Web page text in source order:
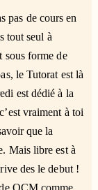
pas de cours en
tout seul à
sous forme de
le Tutorat est là
est dédié à la
vraiment à toi
que la
Mais libre est à
des le debut !